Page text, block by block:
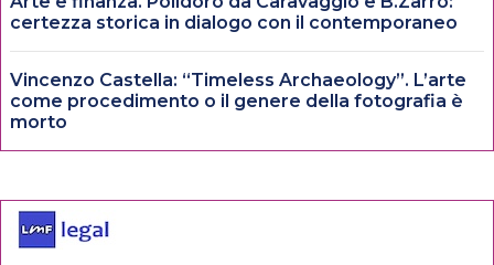
certezza storica in dialogo con il contemporaneo
Vincenzo Castella: “Timeless Archaeology”. L’arte
come procedimento o il genere della fotografia è
morto